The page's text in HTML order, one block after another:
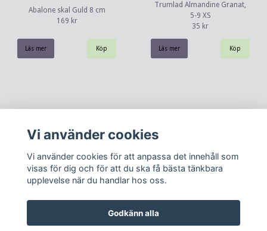
Abalone skal Guld 8 cm
169 kr
Läs mer
Trumlad Almandine Granat,
5-9 XS
35 kr
Läs mer
Vi använder cookies
Vi använder cookies för att anpassa det innehåll som
visas för dig och för att du ska få bästa tänkbara
upplevelse när du handlar hos oss.
Godkänn alla